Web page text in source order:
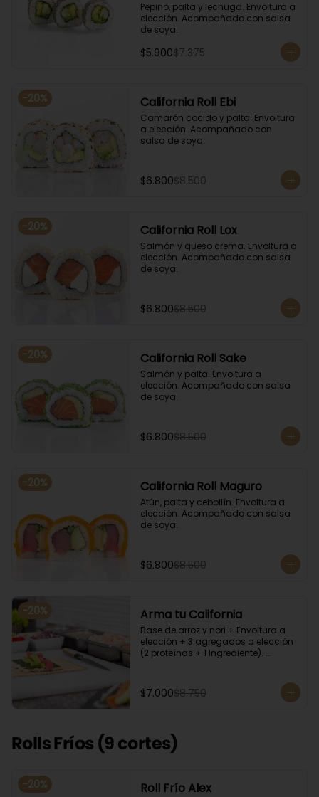
Pepino, palta y lechuga. Envoltura a
elección. Acompañado con salsa
de soya.
$5.900$7.375
-20% California Roll Ebi
Camarón cocido y palta. Envoltura
a elección. Acompañado con
salsa de soya.
$6.800$8.500
-20% California Roll Lox
Salmón y queso crema. Envoltura a
elección. Acompañado con salsa
de soya.
$6.800$8.500
-20% California Roll Sake
Salmón y palta. Envoltura a
elección. Acompañado con salsa
de soya.
$6.800$8.500
-20% California Roll Maguro
Atún, palta y cebollín. Envoltura a
elección. Acompañado con salsa
de soya.
$6.800$8.500
-20% Arma tu California
Base de arroz y nori + Envoltura a
elección + 3 agregados a elección
(2 proteínas + 1 Ingrediente).
$7.000$8.750
Rolls Fríos (9 cortes)
-20% Roll Frío Alex